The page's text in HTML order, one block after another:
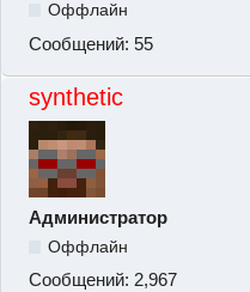
Оффлайн
Сообщений: 55
synthetic
Администратор
Оффлайн
Сообщений: 2,967